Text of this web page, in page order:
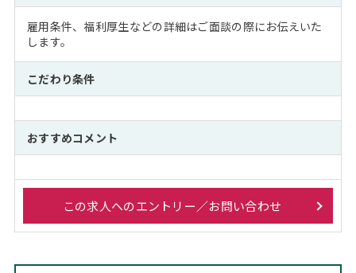
雇用条件、福利厚生などの詳細はご面談の際にお伝えいた
します。
こだわり条件
おすすめコメント
この求人へのエントリー／お問い合わせ